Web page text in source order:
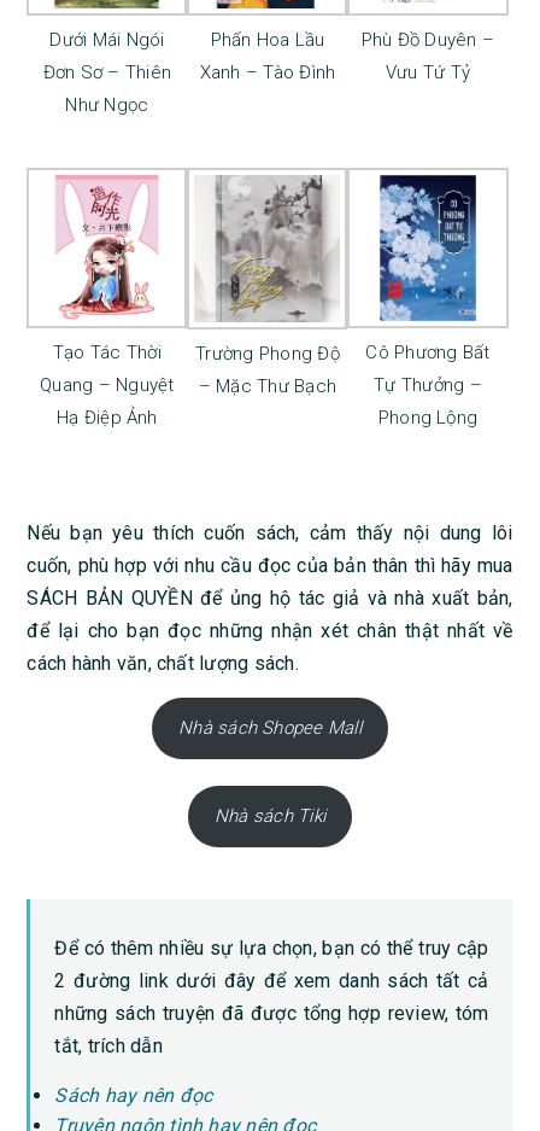
Dưới Mái Ngói
Đơn Sơ – Thiên
Như Ngọc
Phấn Hoa Lầu
Xanh – Tào Đình
Phù Đồ Duyên –
Vưu Tứ Tỷ
Tạo Tác Thời
Quang – Nguyệt
Hạ Điệp Ảnh
Trường Phong Độ
– Mặc Thư Bạch
Cô Phương Bất
Tự Thưởng –
Phong Lộng
Nếu bạn yêu thích cuốn sách, cảm thấy nội dung lôi
cuốn, phù hợp với nhu cầu đọc của bản thân thì hãy mua
SÁCH BẢN QUYỀN để ủng hộ tác giả và nhà xuất bản,
để lại cho bạn đọc những nhận xét chân thật nhất về
cách hành văn, chất lượng sách.
Nhà sách Shopee Mall
Nhà sách Tiki
Để có thêm nhiều sự lựa chọn, bạn có thể truy cập
2 đường link dưới đây để xem danh sách tất cả
những sách truyện đã được tổng hợp review, tóm
tắt, trích dẫn
Sách hay nên đọc
Truyện ngôn tình hay nên đọc